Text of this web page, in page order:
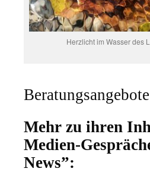
Herzlicht im Wasser des
Mehr zu ihren
Medien-
News”: